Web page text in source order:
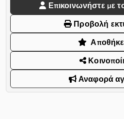
Επικοινωνήστε με
Προβολή
Αναφορά